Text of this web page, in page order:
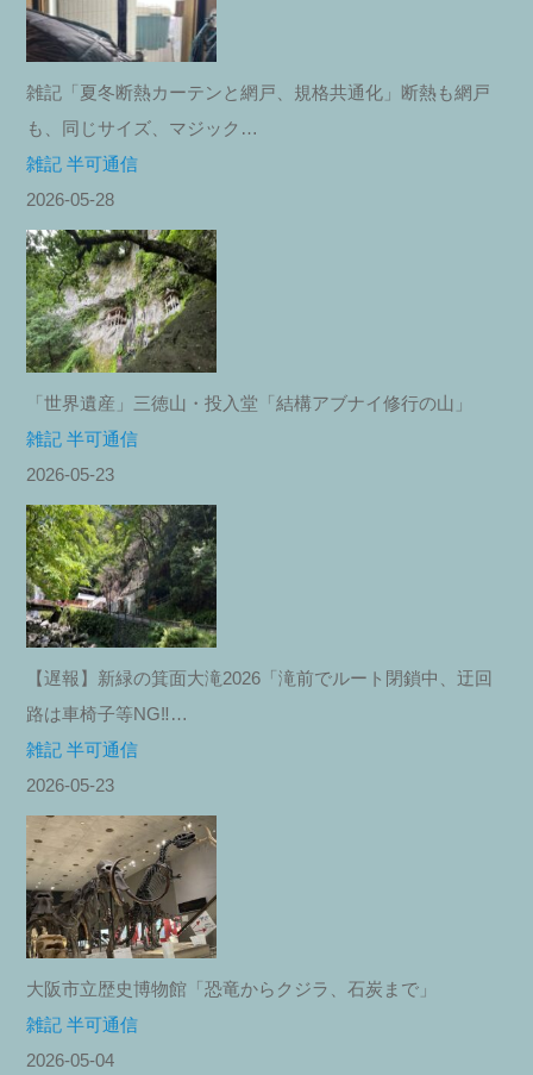
雑記「夏冬断熱カーテンと網戸、規格共通化」断熱も網戸
も、同じサイズ、マジック…
雑記 半可通信
2026-05-28
「世界遺産」三徳山・投入堂「結構アブナイ修行の山」
雑記 半可通信
2026-05-23
【遅報】新緑の箕面大滝2026「滝前でルート閉鎖中、迂回
路は車椅子等NG‼︎…
雑記 半可通信
2026-05-23
大阪市立歴史博物館「恐竜からクジラ、石炭まで」
雑記 半可通信
2026-05-04